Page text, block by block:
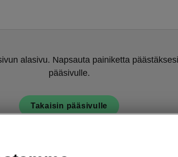
alasivu. Napsauta painiketta
pääsivulle.
Takaisin pääsivulle